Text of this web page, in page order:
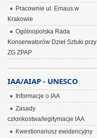
Pracownie ul. Emaus w
Krakowie
Ogólnopolska Rada
Konserwatorów Dzieł Sztuki przy
ZG ZPAP
IAA/AIAP - UNESCO
Informacje o IAA
Zasady
członkostwa/legitymacje IAA
Kwestionariusz ewidencyjny